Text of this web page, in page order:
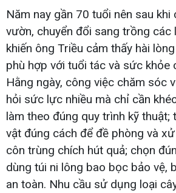
Năm nay gần 70 tuổi nên sau
vườn, chuyển đổi sang trồng các
khiến ông Triều cảm thấy hài
phù hợp với tuổi tác và sức khỏe
Hằng ngày, công việc chăm sóc
hỏi sức lực nhiều mà chỉ cần
làm theo đúng quy trình kỹ
vật đúng cách để đề phòng và
côn trùng chích hút quả; chọn
dùng túi ni lông bao bọc bảo vệ,
an toàn. Nhu cầu sử dụng loại